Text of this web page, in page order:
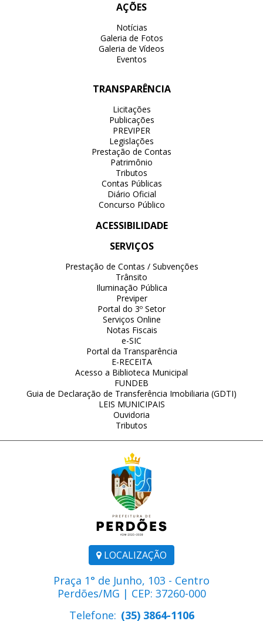
LOCALIZAÇÃO
Praça 1° de Junho, 103 - Centro
Perdões/MG | CEP: 37260-000
Telefone: (35) 3864-1106
AÇÕES
Notícias
Galeria de Fotos
Galeria de Vídeos
Eventos
TRANSPARÊNCIA
Licitações
Publicações
PREVIPER
Legislações
Prestação de Contas
Patrimônio
Tributos
Contas Públicas
Diário Oficial
Concurso Público
ACESSIBILIDADE
SERVIÇOS
Prestação de Contas / Subvenções
Trânsito
Iluminação Pública
Previper
Portal do 3º Setor
Serviços Online
Notas Fiscais
e-SIC
Portal da Transparência
E-RECEITA
Acesso a Biblioteca Municipal
FUNDEB
Guia de Declaração de Transferência Imobiliaria (GDTI)
LEIS MUNICIPAIS
Ouvidoria
Tributos